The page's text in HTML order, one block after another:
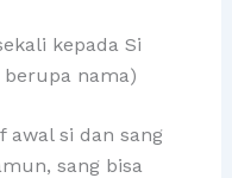
kepada Si
berupa nama)
si dan sang
sang bisa